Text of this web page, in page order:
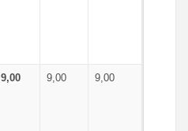
9,00 9,00 9,00